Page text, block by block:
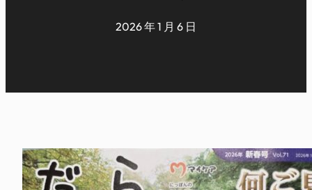
2026 年 1 月 6 日